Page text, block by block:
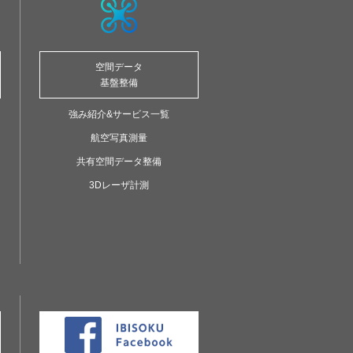
空間データ
基盤整備
強み紹介&サービス一覧
航空写真測量
共有空間データ整備
3Dレーザ計測